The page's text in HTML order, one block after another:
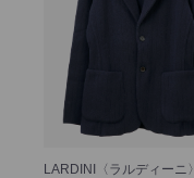
LARDINI〈ラルディーニ〉